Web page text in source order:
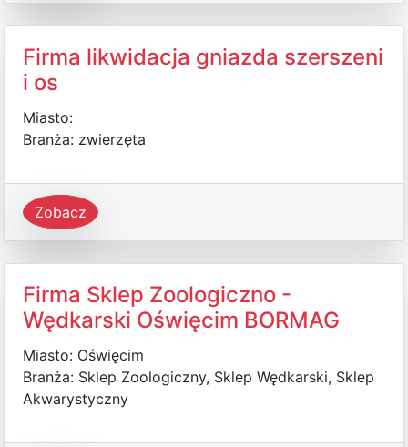
Firma likwidacja gniazda szerszeni
i os
Miasto:
Branża: zwierzęta
Zobacz
Firma Sklep Zoologiczno -
Wędkarski Oświęcim BORMAG
Miasto: Oświęcim
Branża: Sklep Zoologiczny, Sklep Wędkarski, Sklep
Akwarystyczny